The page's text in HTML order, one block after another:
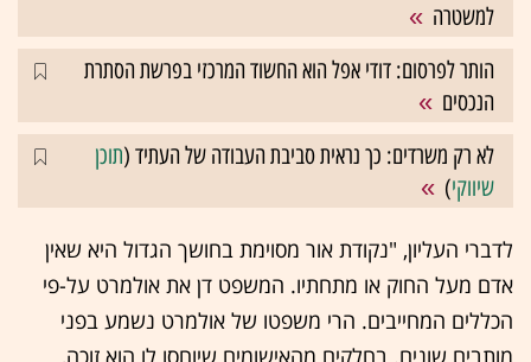
למשטרה
הותר לפרסום: דודי אפל הוא החשוד המרכזי בפרשת הסתרת
הנכסים
לא רק משרדים: כך נראית סביבת העבודה של העתיד (תוכן
שיווקי)
לדברי העליון, "נקודת אור מסוימת בחושך הגדול היא שאין
אדם מעל החוק או מתחתיו. המשפט דן את אולמרט על-פי
הכללים המחייבים. הרי משפטו של אולמרט נשמע בפני
מותבים שונים. בחלקים מהאישומים שיוחסו לו הוא זוכה,